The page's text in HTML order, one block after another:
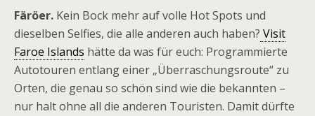
Färöer. Kein Bock mehr auf volle Hot Spots und
dieselben Selfies, die alle anderen auch haben? Visit
Faroe Islands hätte da was für euch: Programmierte
Autotouren entlang einer „Überraschungsroute“ zu
Orten, die genau so schön sind wie die bekannten –
nur halt ohne all die anderen Touristen. Damit dürfte